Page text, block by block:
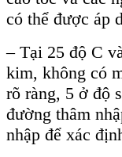
có thể được áp
– Tại 25 độ C
kim, không có
rõ ràng, 5 ở độ
đường thâm
nhập để xác